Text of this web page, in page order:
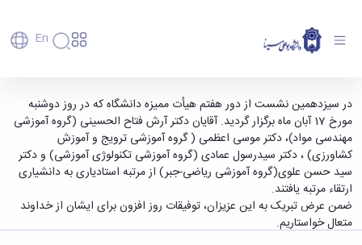
En
دانشگاه
تاریخچه
معرفی
برنامه
راهبردی
دانشگاه
نقشه
دانشگاه
آموزش
پذیرش
کارشناسی
تحصیلات
تکمیلی
پسا
دکترا
استعدادهای
درخشان
پژوهش
فناوری و
کارآفرینی
دفتر
ارتباط
با
صنعت
پردیس
دانشکده‌ها
پردیس
اصلی
مهندسی
کشاورزی
شیمی
و
رفاهی
رفاهی
پرسنل
اداره
رفاه
کارکنان
اعضای
هیأت
علمی
کارکنان
دانشجویان
ارتقاء مرتبه علمی 4 عضو هیأت علمی دانشگاه -
دانشگاه بوعلی سینا همدان
در سیزدهمین نشست از دور هفتم هیأت ممیزه دانشگاه که در روز دوشنبه
مورخ 17 آبان ماه برگزار گردید. آقایان دکتر آرش فتاح الحسینی (گروه آموزشی
مهندسی مواد)، دکتر موسی اعظمی ( گروه آموزشی ترویج و آموزش
کشاورزی) ، دکتر سیدرسول عمادی (گروه آموزشی تکنولوژی آموزشی) و دکتر
سید حسن علوی(گروه آموزشی ریاضی-جبر) از مرتبه استادیاری به دانشیاری
ارتقاء مرتبه یافتند.
ضمن عرض تبریک به این عزیزان، توفیقات روز افزون برای ایشان از خداوند
متعال خواستاریم.